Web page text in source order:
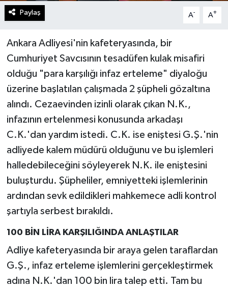
Paylaş A- A+
Ankara Adliyesi'nin kafeteryasında, bir
Cumhuriyet Savcısının tesadüfen kulak misafiri
olduğu "para karşılığı infaz erteleme" diyaloğu
üzerine başlatılan çalışmada 2 şüpheli gözaltına
alındı. Cezaevinden izinli olarak çıkan N.K.,
infazının ertelenmesi konusunda arkadaşı
C.K.'dan yardım istedi. C.K. ise eniştesi G.Ş.'nin
adliyede kalem müdürü olduğunu ve bu işlemleri
halledebileceğini söyleyerek N.K. ile eniştesini
buluşturdu. Şüpheliler, emniyetteki işlemlerinin
ardından sevk edildikleri mahkemece adli kontrol
şartıyla serbest bırakıldı.
100 BİN LİRA KARŞILIĞINDA ANLAŞTILAR
Adliye kafeteryasında bir araya gelen taraflardan
G.Ş., infaz erteleme işlemlerini gerçekleştirmek
adına N.K.'dan 100 bin lira talep etti. Tam bu